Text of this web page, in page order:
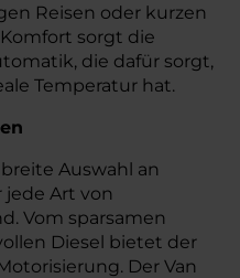
Reisen oder kurzen
sorgt die
die dafür sorgt,
Temperatur hat.
Auswahl an
Art von
Vom sparsamen
Diesel bietet der
Der Van